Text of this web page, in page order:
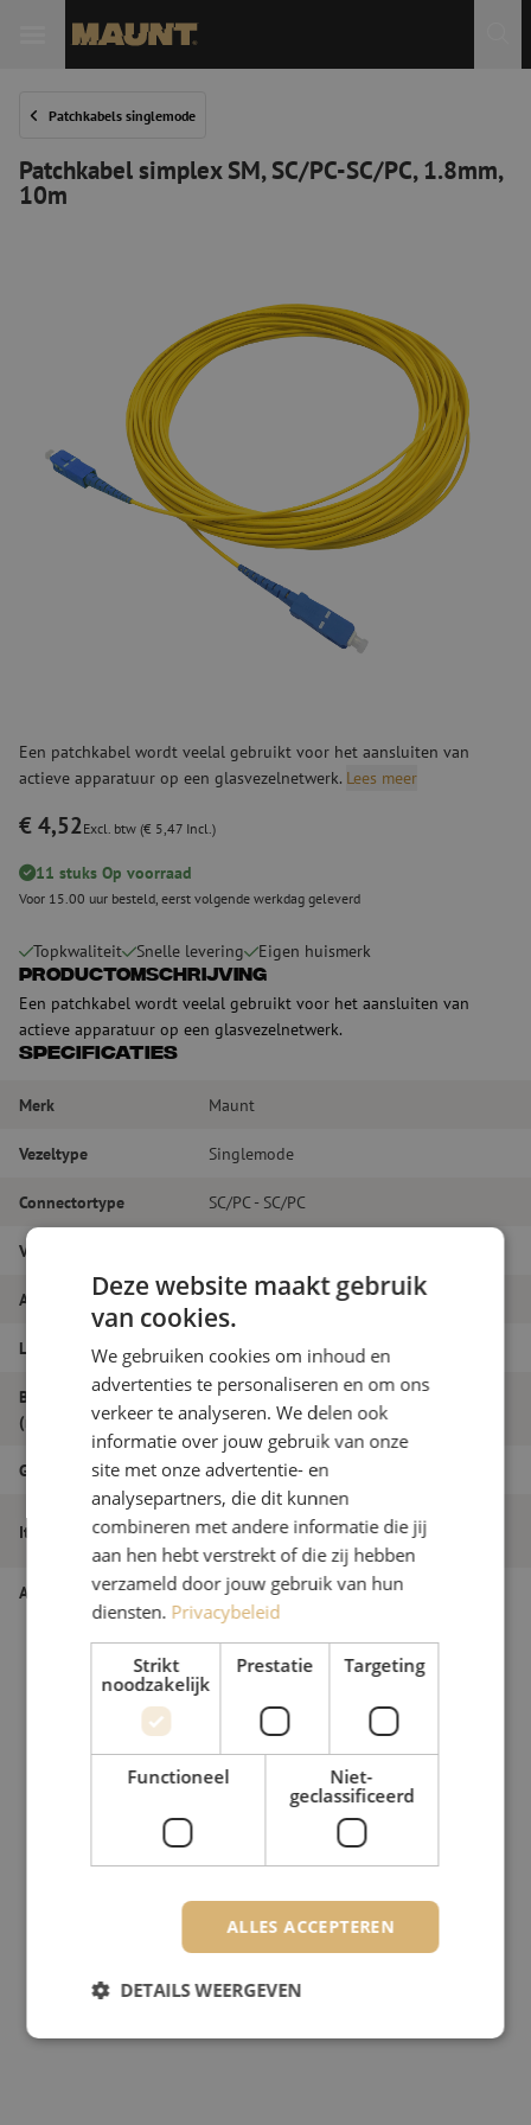
Patchkabels singlemode
Patchkabel simplex SM, SC/PC-SC/PC, 1.8mm,
10m
Een patchkabel wordt veelal gebruikt voor het aansluiten van
actieve apparatuur op een glasvezelnetwerk. Lees meer
€ 4,52Excl. btw (€ 5,47 Incl.)
11 stuks Op voorraad
Voor 15.00 uur besteld, eerst volgende werkdag geleverd
Topkwaliteit Snelle levering Eigen huismerk
Productomschrijving
Een patchkabel wordt veelal gebruikt voor het aansluiten van
actieve apparatuur op een glasvezelnetwerk.
Specificaties
Merk Maunt
Vezeltype Singlemode
Connectortype SC/PC - SC/PC
Vezelsoort
Aantal vezels Simplex
Lengte 10m
Buitendiameter
(mm)
1.8
Grade B
Itemnaam
Patchkabel simplex SM, SC/PC-SC/PC,
1.8mm, 10m
Artikelnummer M20000331
Deze website maakt gebruik
van cookies.
We gebruiken cookies om inhoud en
advertenties te personaliseren en om ons
verkeer te analyseren. We delen ook
informatie over jouw gebruik van onze
site met onze advertentie- en
analysepartners, die dit kunnen
combineren met andere informatie die jij
aan hen hebt verstrekt of die zij hebben
verzameld door jouw gebruik van hun
diensten. Privacybeleid
Strikt
noodzakelijk
Prestatie Targeting
Functioneel
Niet-
geclassificeerd
ALLES ACCEPTEREN
DETAILS WEERGEVEN